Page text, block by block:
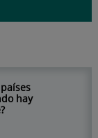
hay